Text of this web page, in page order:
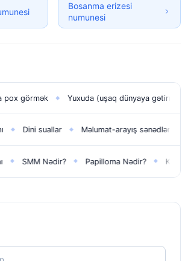
Bosanma erizesi
numunesi
◆ Yuxuda (uşaq dünyaya gətirmək) doğmaq
suallar ◆ Məlumat-arayış sənədləri ◆ 4-cü
Nədir? ◆ Papilloma Nədir? ◆ Karbonat